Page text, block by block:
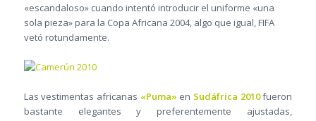
«escandaloso» cuando intentó introducir el uniforme «una
sola pieza» para la Copa Africana 2004, algo que igual, FIFA
vetó rotundamente.
Las vestimentas africanas «Puma» en Sudáfrica 2010fueron
bastante elegantes y preferentemente ajustadas,